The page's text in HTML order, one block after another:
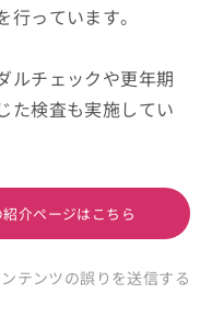
っています。
ルチェックや更年期
た検査も実施してい
介ページはこちら
テンツの誤りを送信する